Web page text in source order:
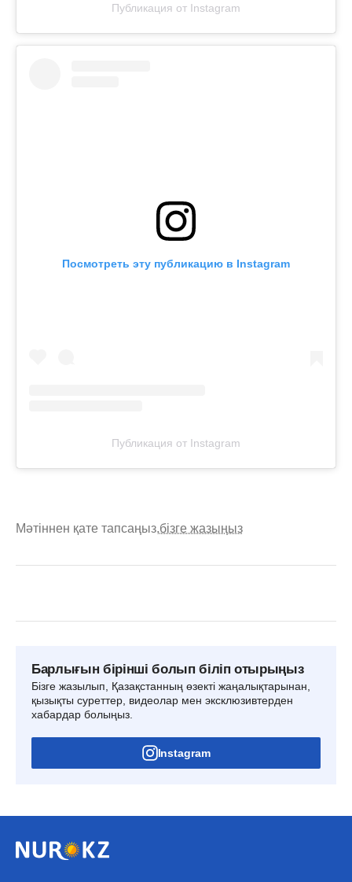
Публикация от Instagram
Посмотреть эту публикацию в Instagram
Публикация от Instagram
Мәтіннен қате тапсаңыз,бізге жазыңыз
Барлығын бірінші болып біліп отырыңыз
Бізге жазылып, Қазақстанның өзекті жаңалықтарынан,
қызықты суреттер, видеолар мен эксклюзивтерден
хабардар болыңыз.
Instagram